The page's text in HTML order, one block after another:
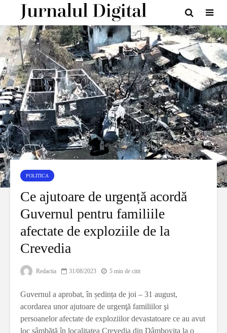
POLITICA
Ce ajutoare de urgență acordă
Guvernul pentru familiile
afectate de exploziile de la
Crevedia
Redactia 31/08/2023 5 min de citit
Guvernul a aprobat, în ședința de joi – 31 august,
acordarea unor ajutoare de urgenţă familiilor şi
persoanelor afectate de exploziilor devastatoare ce au avut
loc sâmbătă în localitatea Crevedia din Dâmbovița la o